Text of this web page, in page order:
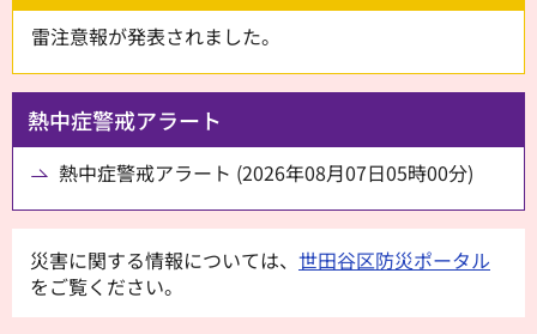
雷注意報が発表されました。
熱中症警戒アラート
熱中症警戒アラート (2026年08月07日05時00分)
災害に関する情報については、 世田谷区防災ポータル
をご覧ください。